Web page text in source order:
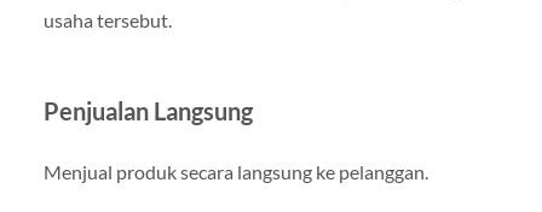
usaha tersebut.
Penjualan Langsung
Menjual produk secara langsung ke pelanggan.